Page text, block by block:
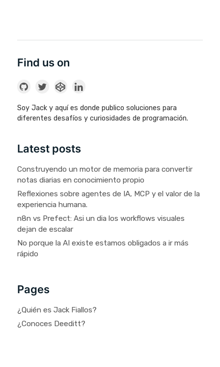
Find us on
Soy Jack y aquí es donde publico soluciones para
diferentes desafíos y curiosidades de programación.
Latest posts
Construyendo un motor de memoria para convertir
notas diarias en conocimiento propio
Reflexiones sobre agentes de IA, MCP y el valor de la
experiencia humana.
n8n vs Prefect: Asi un dia los workflows visuales
dejan de escalar
No porque la AI existe estamos obligados a ir más
rápido
Pages
¿Quién es Jack Fiallos?
¿Conoces Deeditt?